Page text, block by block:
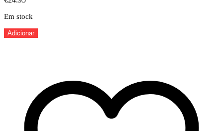
Em stock
Quantidade
Adicionar